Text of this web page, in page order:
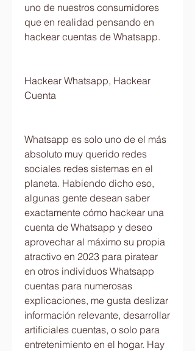
uno de nuestros consumidores
que en realidad pensando en
hackear cuentas de Whatsapp.
Hackear Whatsapp, Hackear
Cuenta
Whatsapp es solo uno de el más
absoluto muy querido redes
sociales redes sistemas en el
planeta. Habiendo dicho eso,
algunas gente desean saber
exactamente cómo hackear una
cuenta de Whatsapp y deseo
aprovechar al máximo su propia
atractivo en 2023 para piratear
en otros individuos Whatsapp
cuentas para numerosas
explicaciones, me gusta deslizar
información relevante, desarrollar
artificiales cuentas, o solo para
entretenimiento en el hogar. Hay